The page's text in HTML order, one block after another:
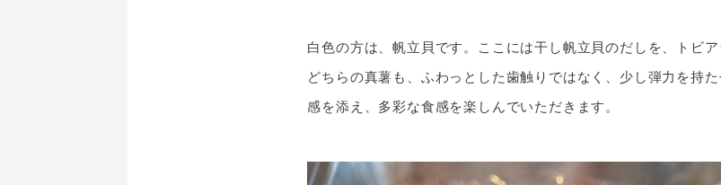
白色の方は、帆立貝です。ここには干し帆立貝のだしを、トビア
どちらの真薯も、ふわっとした歯触りではなく、少し弾力を持
感を添え、多彩な食感を楽しんでいただきます。